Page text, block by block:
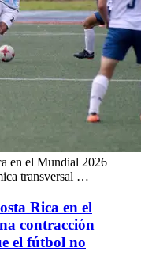
en el Mundial 2026
transversal …
Rica en el
contracción
el fútbol no